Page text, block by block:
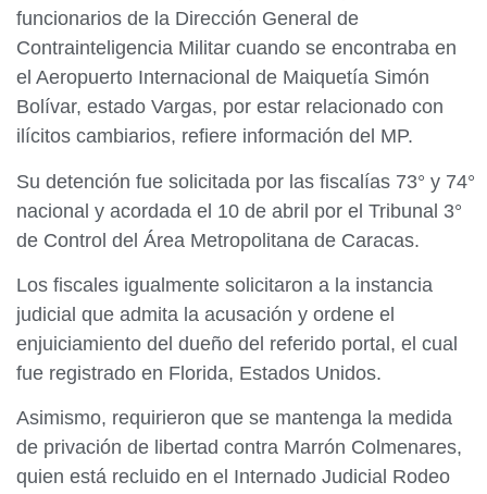
funcionarios de la Dirección General de
Contrainteligencia Militar cuando se encontraba en
el Aeropuerto Internacional de Maiquetía Simón
Bolívar, estado Vargas, por estar relacionado con
ilícitos cambiarios, refiere información del MP.
Su detención fue solicitada por las fiscalías 73° y 74°
nacional y acordada el 10 de abril por el Tribunal 3°
de Control del Área Metropolitana de Caracas.
Los fiscales igualmente solicitaron a la instancia
judicial que admita la acusación y ordene el
enjuiciamiento del dueño del referido portal, el cual
fue registrado en Florida, Estados Unidos.
Asimismo, requirieron que se mantenga la medida
de privación de libertad contra Marrón Colmenares,
quien está recluido en el Internado Judicial Rodeo